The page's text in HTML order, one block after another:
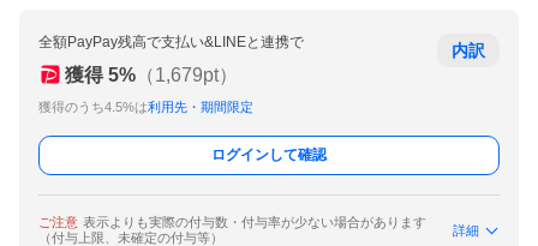
全額PayPay残高で支払い&LINEと連携で
獲得 5% （1,679pt）
獲得のうち4.5%は利用先・期間限定
内訳
ログインして確認
ご注意 表示よりも実際の付与数・付与率が少ない場合があります
（付与上限、未確定の付与等）
詳細